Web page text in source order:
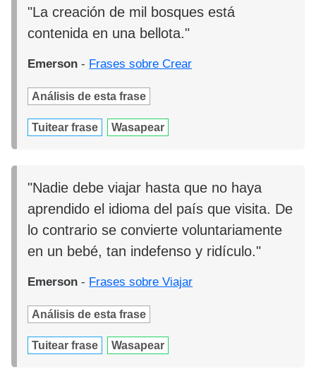
"La creación de mil bosques está
contenida en una bellota."
Emerson - Frases sobre Crear
Análisis de esta frase
Tuitear frase Wasapear
"Nadie debe viajar hasta que no haya
aprendido el idioma del país que visita. De
lo contrario se convierte voluntariamente
en un bebé, tan indefenso y ridículo."
Emerson - Frases sobre Viajar
Análisis de esta frase
Tuitear frase Wasapear